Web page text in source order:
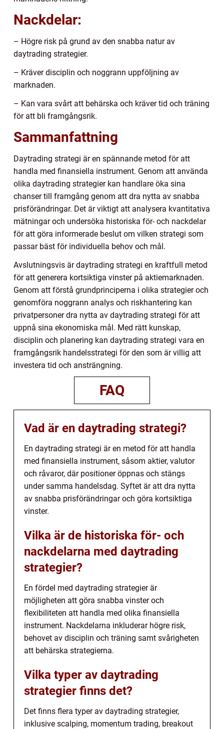
Nackdelar:
– Högre risk på grund av den snabba natur av
daytrading strategier.
– Kräver disciplin och noggrann uppföljning av
marknaden.
– Kan vara svårt att behärska och kräver tid och träning
för att bli framgångsrik.
Sammanfattning
Daytrading strategi är en spännande metod för att
handla med finansiella instrument. Genom att använda
olika daytrading strategier kan handlare öka sina
chanser till framgång genom att dra nytta av snabba
prisförändringar. Det är viktigt att analysera kvantitativa
mätningar och undersöka historiska för- och nackdelar
för att göra informerade beslut om vilken strategi som
passar bäst för individuella behov och mål.
Avslutningsvis är daytrading strategi en kraftfull metod
för att generera kortsiktiga vinster på aktiemarknaden.
Genom att förstå grundprinciperna i olika strategier och
genomföra noggrann analys och riskhantering kan
privatpersoner dra nytta av daytrading strategi för att
uppnå sina ekonomiska mål. Med rätt kunskap,
disciplin och planering kan daytrading strategi vara en
framgångsrik handelsstrategi för den som är villig att
investera tid och ansträngning.
FAQ
Vad är en daytrading strategi?
En daytrading strategi är en metod för att handla
med finansiella instrument, såsom aktier, valutor
och råvaror, där positioner öppnas och stängs
under samma handelsdag. Syftet är att dra nytta
av snabba prisförändringar och göra kortsiktiga
vinster.
Vilka är de historiska för- och
nackdelarna med daytrading
strategier?
En fördel med daytrading strategier är
möjligheten att göra snabba vinster och
flexibiliteten att handla med olika finansiella
instrument. Nackdelarna inkluderar högre risk,
behovet av disciplin och träning samt svårigheten
att behärska strategierna.
Vilka typer av daytrading
strategier finns det?
Det finns flera typer av daytrading strategier,
inklusive scalping, momentum trading, breakout